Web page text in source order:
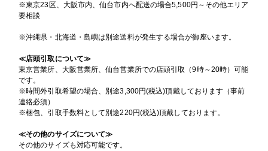
※東京23区、大阪市内、仙台市内へ配送の場合5,500円～その他エリア
要相談
※沖縄県・北海道・島嶼は別途送料が発生する場合が御座います。
≪店頭引取について≫
東京営業所、大阪営業所、仙台営業所での店頭引取（9時～20時）可能
です。
※時間外引取希望の場合、別途3,300円(税込)頂戴しております（事前
連絡必須）
※梱包、引取手数料として別途220円(税込)頂戴しております。
≪その他のサイズについて≫
その他のサイズも対応可能です。